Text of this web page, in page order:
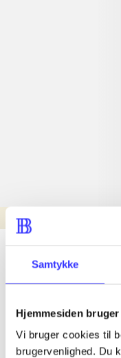
Samtykke
Hjemmesiden
Vi bruger cookies til
brugervenlighed. Du
Nyhed
lorem ipsum dolor sit
lorem ipsum dolor sit
lorem ipsum dolor sit